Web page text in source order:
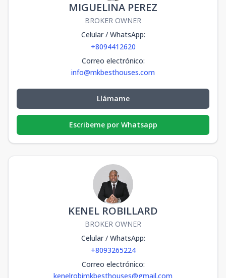
MIGUELINA PEREZ
BROKER OWNER
Celular / WhatsApp:
+8094412620
Correo electrónico:
info@mkbesthouses.com
Llámame
Escribeme por Whatsapp
KENEL ROBILLARD
BROKER OWNER
Celular / WhatsApp:
+8093265224
Correo electrónico:
kenelrobimkbesthouses@gmail.com